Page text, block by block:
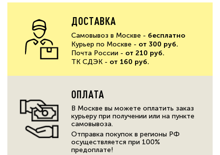
ДОСТАВКА
Самовывоз в Москве - бесплатно
Курьер по Москве - от 300 руб.
Почта России - от 210 руб.
ТК СДЭК - от 160 руб.
ОПЛАТА
В Москве вы можете оплатить заказ
курьеру при получении или на пункте
самовывоза.
Отправка покупок в регионы РФ
осуществляется при 100%
предоплате!